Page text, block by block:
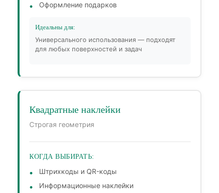
Оформление подарков
Идеальны для:
Универсального использования — подходят
для любых поверхностей и задач
Квадратные наклейки
Строгая геометрия
КОГДА ВЫБИРАТЬ:
Штрихкоды и QR-коды
Информационные наклейки